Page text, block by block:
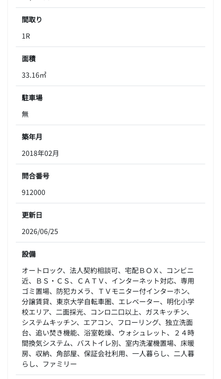
間取り
1R
面積
33.16㎡
駐車場
無
築年月
2018年02月
問合番号
912000
更新日
2026/06/25
設備
オートロック、法人契約相談可、宅配ＢＯＸ、コンビニ
近、ＢＳ・ＣＳ、ＣＡＴＶ、インターネット対応、専用
ゴミ置場、防犯カメラ、ＴＶモニター付インターホン、
分譲賃貸、東京大学自転車圏、エレベーター、明化小学
校エリア、二面採光、コンロ二口以上、ガスキッチン、
システムキッチン、エアコン、フローリング、独立洗面
台、追い焚き機能、浴室乾燥、ウォシュレット、２４時
間換気システム、バストイレ別、室内洗濯機置場、床暖
房、収納、角部屋、保証会社利用、一人暮らし、二人暮
らし、ファミリー